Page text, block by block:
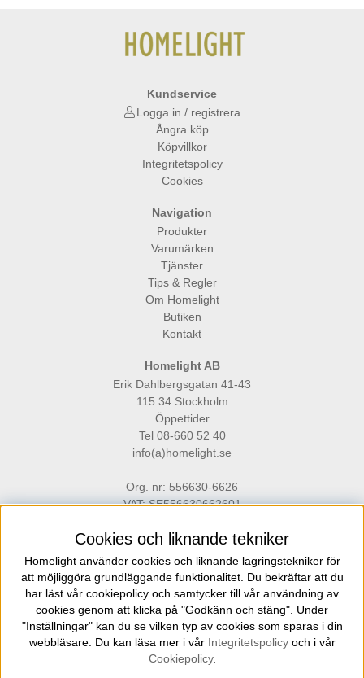
Kundservice
Logga in / registrera
Ångra köp
Köpvillkor
Integritetspolicy
Cookies
Navigation
Produkter
Varumärken
Tjänster
Tips & Regler
Om Homelight
Butiken
Kontakt
Homelight AB
Erik Dahlbergsgatan 41-43
115 34 Stockholm
Öppettider
Tel 08-660 52 40
info(a)homelight.se
Org. nr: 556630-6626
VAT: SE556630662601
Homelight är en belysningsbutik på Gärdet i Stockholm för dig som ställer
höga krav på kvalitet, funktion och design inom el och belysning.
Copyright © 2021
Cookies och liknande tekniker
Homelight använder cookies och liknande lagringstekniker för
att möjliggöra grundläggande funktionalitet. Du bekräftar att du
har läst vår cookiepolicy och samtycker till vår användning av
cookies genom att klicka på "Godkänn och stäng". Under
"Inställningar" kan du se vilken typ av cookies som sparas i din
webbläsare. Du kan läsa mer i vår Integritetspolicyoch i vår
Cookiepolicy.